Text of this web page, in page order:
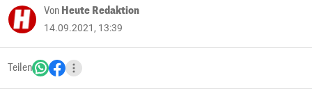
Von Heute Redaktion
14.09.2021, 13:39
Teilen